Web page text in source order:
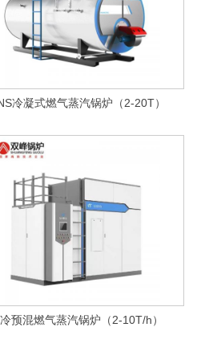
冷凝式燃气蒸汽锅炉（2-20T）
预混燃气蒸汽锅炉（2-10T/h）